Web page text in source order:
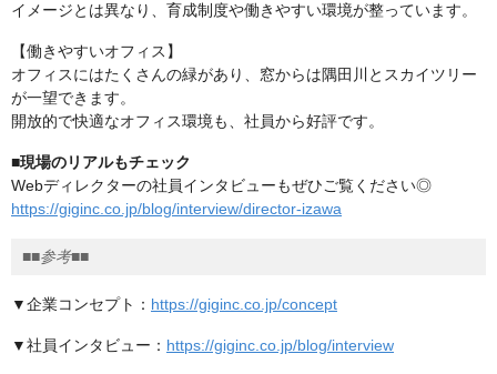
イメージとは異なり、育成制度や働きやすい環境が整っています。
【働きやすいオフィス】
オフィスにはたくさんの緑があり、窓からは隅田川とスカイツリー
が一望できます。
開放的で快適なオフィス環境も、社員から好評です。
■現場のリアルもチェック
Webディレクターの社員インタビューもぜひご覧ください◎
https://giginc.co.jp/blog/interview/director-izawa
■■参考■■
▼企業コンセプト： https://giginc.co.jp/concept
▼社員インタビュー： https://giginc.co.jp/blog/interview